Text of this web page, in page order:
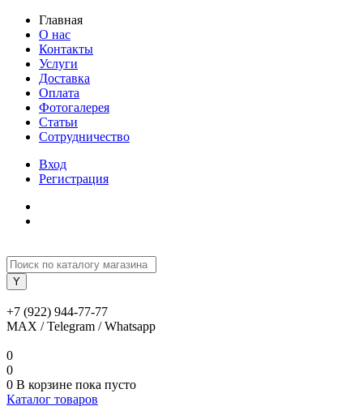
Главная
О нас
Контакты
Услуги
Доставка
Оплата
Фотогалерея
Статьи
Сотрудничество
Вход
Регистрация
+7 (922) 944-77-77
MAX / Telegram / Whatsapp
0
0
0 В корзине пока пусто
Каталог товаров